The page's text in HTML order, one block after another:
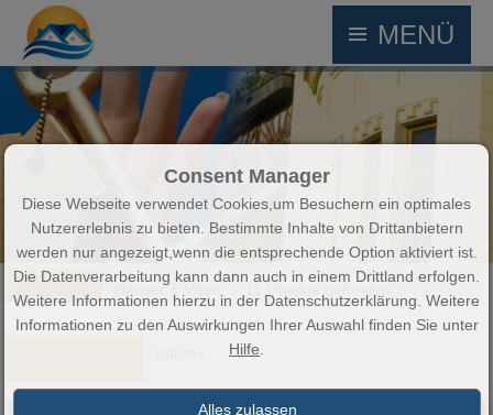
MENÜ
Häuser & Villen
Consent Manager
Diese Webseite verwendet Cookies,um Besuchern ein optimales
Nutzererlebnis zu bieten. Bestimmte Inhalte von Drittanbietern
werden nur angezeigt,wenn die entsprechende Option aktiviert ist.
Die Datenverarbeitung kann dann auch in einem Drittland erfolgen.
Weitere Informationen hierzu in der Datenschutzerklärung. Weitere
Informationen zu den Auswirkungen Ihrer Auswahl finden Sie unter
Hilfe